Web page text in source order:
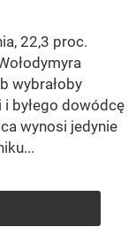
22,3 proc.
wybrałoby
byłego dowódcę
wynosi jedynie